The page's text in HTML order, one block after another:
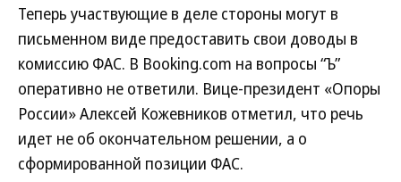
Теперь участвующие в деле стороны могут в
письменном виде предоставить свои доводы в
комиссию ФАС. В Booking.com на вопросы “Ъ”
оперативно не ответили. Вице-президент «Опоры
России» Алексей Кожевников отметил, что речь
идет не об окончательном решении, а о
сформированной позиции ФАС.